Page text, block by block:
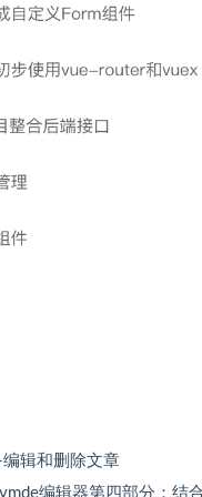
辑和删除文章
编辑器第四部分：结